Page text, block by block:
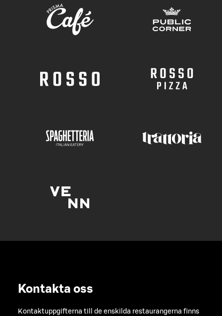
Kontakta oss
Kontaktuppgifterna till de enskilda restaurangerna finns